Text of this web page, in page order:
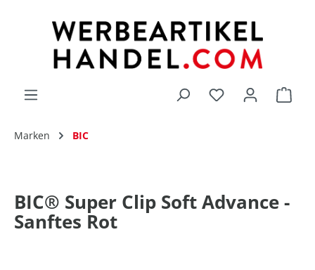
Du hast 0
Marken BIC
BIC® Super Clip Soft Advance -
Sanftes Rot